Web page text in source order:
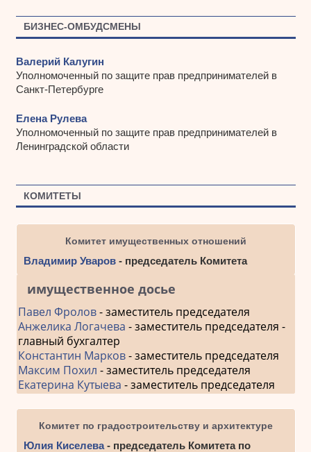
БИЗНЕС-ОМБУДСМЕНЫ
Валерий Калугин
Уполномоченный по защите прав предпринимателей в
Санкт-Петербурге
Елена Рулева
Уполномоченный по защите прав предпринимателей в
Ленинградской области
КОМИТЕТЫ
Комитет имущественных отношений
Владимир Уваров- председатель Комитета
имущественное досье
Павел Фролов- заместитель председателя
Анжелика Логачева - заместитель председателя -
главный бухгалтер
Константин Марков- заместитель председателя
Максим Похил - заместитель председателя
Екатерина Кутыева - заместитель председателя
Комитет по градостроительству и архитектуре
Юлия Киселева- председатель Комитета по